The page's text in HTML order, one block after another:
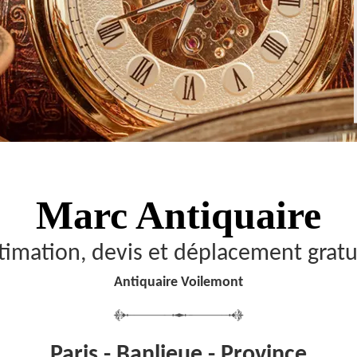
Marc Antiquaire
devis et déplacement
Antiquaire Voilemont